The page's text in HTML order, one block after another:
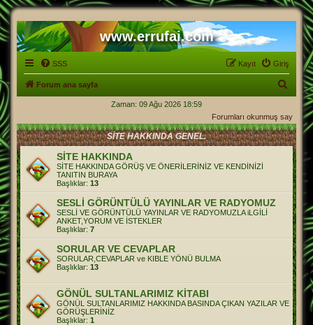
www.errufai.com
SSS Giriş
Kayıt
Forum ana sayfa
a
Zaman: 09 Ağu 2026 18:59
Forumları okunmuş say
SİTE HAKKINDA GENEL.
SİTE HAKKINDA
SİTE HAKKINDA GÖRÜŞ VE ÖNERİLERİNİZ VE KENDİNİZİ
TANITIN BURAYA
Başlıklar: 13
SESLİ GÖRÜNTÜLÜ YAYINLAR VE RADYOMUZ
SESLİ VE GÖRÜNTÜLÜ YAYINLAR VE RADYOMUZLA iLGİLİ
ANKET,YORUM VE İSTEKLER
Başlıklar: 7
SORULAR VE CEVAPLAR
SORULAR,CEVAPLAR ve KIBLE YÖNÜ BULMA
Başlıklar: 13
GÖNÜL SULTANLARIMIZ KİTABI
GÖNÜL SULTANLARIMIZ HAKKINDA BASINDA ÇIKAN YAZILAR VE
GÖRÜŞLERİNİZ
Başlıklar: 1